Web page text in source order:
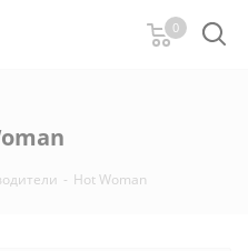
0
- Hot Woman